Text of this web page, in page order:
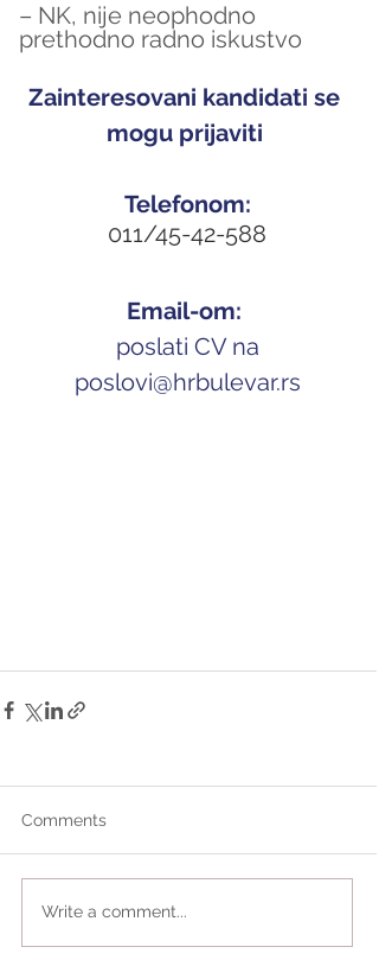
– NK, nije neophodno
prethodno radno iskustvo
Zainteresovani kandidati se
mogu prijaviti
Telefonom:
011/45-42-588
Email-om:
poslati CV na
poslovi@hrbulevar.rs
Comments
Write a comment...